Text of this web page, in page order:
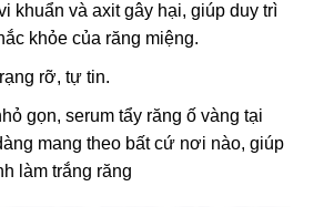
khuẩn và axit gây hại, giúp duy trì
khỏe của răng miệng.
rỡ, tự tin.
gọn, serum tẩy răng ố vàng tại
mang theo bất cứ nơi nào, giúp
làm trắng răng